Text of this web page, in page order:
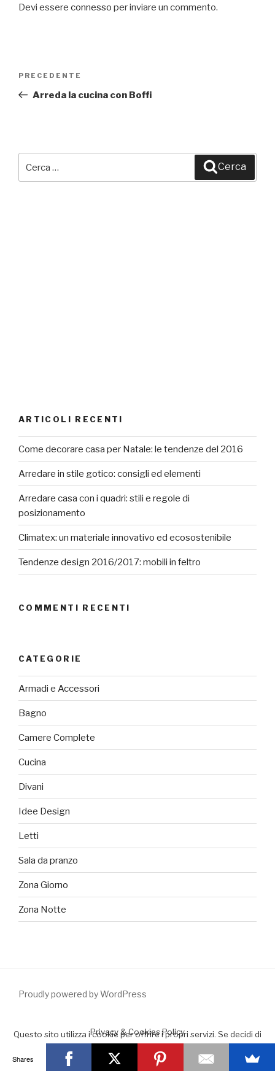
Devi essere connesso per inviare un commento.
Navigazione
Articolo
precedente:
PRECEDENTE
Arreda la cucina con Boffi
Cerca
ARTICOLI RECENTI
Come decorare casa per Natale: le tendenze del 2016
Arredare in stile gotico: consigli ed elementi
Arredare casa con i quadri: stili e regole di
posizionamento
Climatex: un materiale innovativo ed ecosostenibile
Tendenze design 2016/2017: mobili in feltro
COMMENTI RECENTI
CATEGORIE
Armadi e Accessori
Bagno
Camere Complete
Cucina
Divani
Idee Design
Letti
Sala da pranzo
Zona Giorno
Zona Notte
Proudly powered by WordPress
Questo sito utilizza i cookie per offrire i propri servizi. Se decidi di
Accept
Leggimi
Privacy & Cookies Policy
Shares